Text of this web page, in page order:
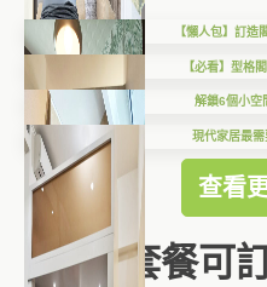
【懶人包】訂造
【必看】型格
解鎖6個小空
現代家居最
查看
套餐可